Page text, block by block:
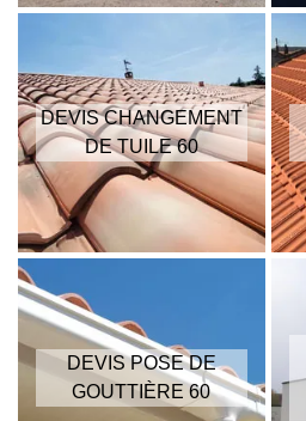
DEVIS CHANGEMENT
DE TUILE 60
DEVIS POSE DE
GOUTTIÈRE 60